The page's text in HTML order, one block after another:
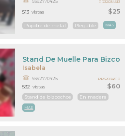
$25
9392770425
Pupitre de metal Plegable MAS
513 vistas
PR32034513
Isabela
$60
Stand De Muelle Para
9392770425
Stand de bizcochos En madera
MAS
532 vistas
PR32034510